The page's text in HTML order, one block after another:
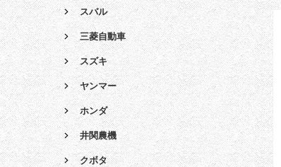
スバル
三菱自動車
スズキ
ヤンマー
ホンダ
井関農機
クボタ